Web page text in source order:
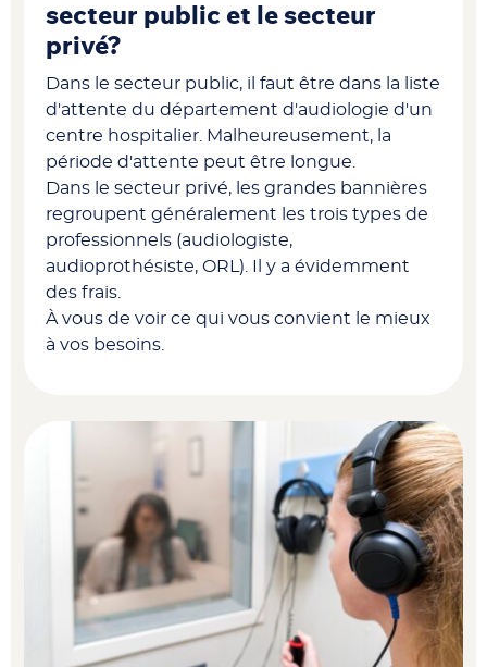
secteur public et le secteur
privé?
Dans le secteur public, il faut être dans la liste
d'attente du département d'audiologie d'un
centre hospitalier. Malheureusement, la
période d'attente peut être longue.
Dans le secteur privé, les grandes bannières
regroupent généralement les trois types de
professionnels (audiologiste,
audioprothésiste, ORL). Il y a évidemment
des frais.
À vous de voir ce qui vous convient le mieux
à vos besoins.